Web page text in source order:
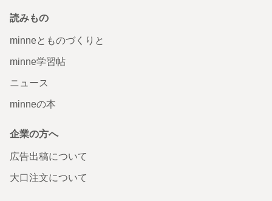
読みもの
minneとものづくりと
minne学習帖
ニュース
minneの本
企業の方へ
広告出稿について
大口注文について